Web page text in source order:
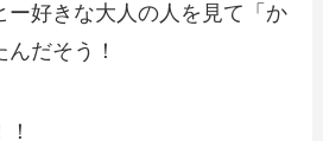
ー好きな大人の人を見て「か
だそう！